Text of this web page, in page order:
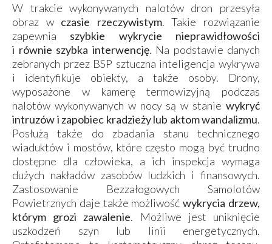
W trakcie wykonywanych nalotów dron przesyła
obraz w czasie rzeczywistym. Takie rozwiązanie
zapewnia szybkie wykrycie nieprawidłowości
i równie szybka interwencję. Na podstawie danych
zebranych przez BSP sztuczna inteligencja wykrywa
i identyfikuje obiekty, a także osoby. Drony,
wyposażone w kamerę termowizyjną podczas
nalotów wykonywanych w nocy są w stanie wykryć
intruzów i zapobiec kradzieży lub aktom wandalizmu.
Posłużą także do zbadania stanu technicznego
wiaduktów i mostów, które często mogą być trudno
dostępne dla człowieka, a ich inspekcja wymaga
dużych nakładów zasobów ludzkich i finansowych.
Zastosowanie Bezzałogowych Samolotów
Powietrznych daje także możliwośćwykrycia drzew,
którym grozi zawalenie. Możliwe jest uniknięcie
uszkodzeń szyn lub linii energetycznych.